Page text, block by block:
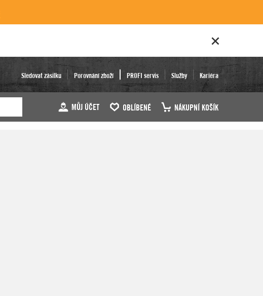
Sledovat zásilku Porovnání zboží PROFI servis Služby Kariéra
MŮJ ÚČET OBLÍBENÉ NÁKUPNÍ KOŠÍK